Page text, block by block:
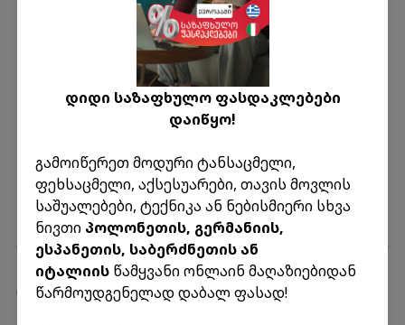
связанных с защитой, обработкой, хранением и
безопасностью ваших персональных данных, вы
можете связаться с инспектором по защите
персональных данных ООО по следующим
каналам связи:
info@dpo.ge
Администрация ООО «Инекс Групп»
დიდი საზაფხულო ფასდაკლებები
დაიწყო!
გამოიწერეთ მოდური ტანსაცმელი,
ფეხსაცმელი, აქსესუარები, თავის მოვლის
საშუალებები, ტექნიკა ან ნებისმიერი სხვა
ნივთი პოლონეთის, გერმანიის,
ესპანეთის, საბერძნეთის ან
იტალიის წამყვანი ონლაინ მაღაზიებიდან
წარმოუდგენელად დაბალ ფასად!